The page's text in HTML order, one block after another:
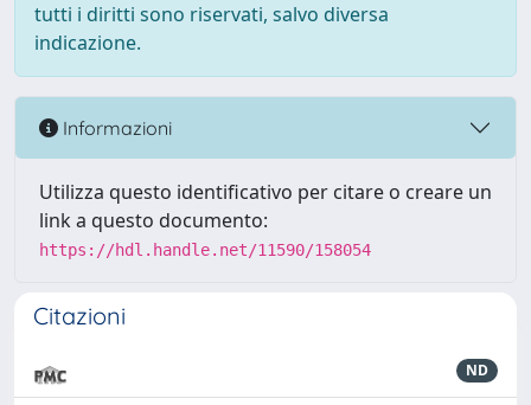
tutti i diritti sono riservati, salvo diversa
indicazione.
Informazioni
Utilizza questo identificativo per citare o creare un
link a questo documento:
https://hdl.handle.net/11590/158054
Citazioni
ND